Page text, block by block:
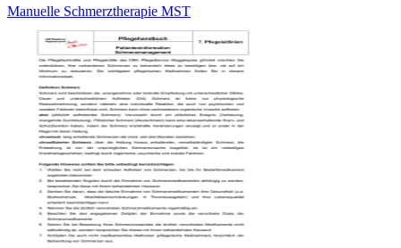
Manuelle Schmerztherapie MST